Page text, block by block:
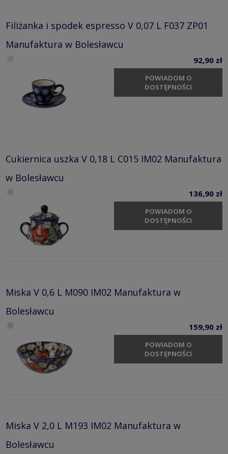
Filiżanka i spodek espresso V 0,07 L F037 ZP01
Manufaktura w Bolesławcu
92,90 zł
POWIADOM O
DOSTĘPNOŚCI
Cukiernica uszka V 0,18 L C015 IM02 Manufaktura
w Bolesławcu
136,90 zł
POWIADOM O
DOSTĘPNOŚCI
Miska V 0,6 L M090 IM02 Manufaktura w
Bolesławcu
159,90 zł
POWIADOM O
DOSTĘPNOŚCI
Miska V 2,0 L M193 IM02 Manufaktura w
Bolesławcu